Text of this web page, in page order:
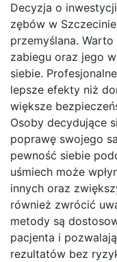
Decyzja o
zębów w
przemyślana.
zabiegu oraz jego
siebie.
lepsze efekty niż
większe
Osoby decydujące
poprawę swojego
pewność siebie
uśmiech może
innych oraz
również zwrócić
metody są
pacjenta i
rezultatów bez